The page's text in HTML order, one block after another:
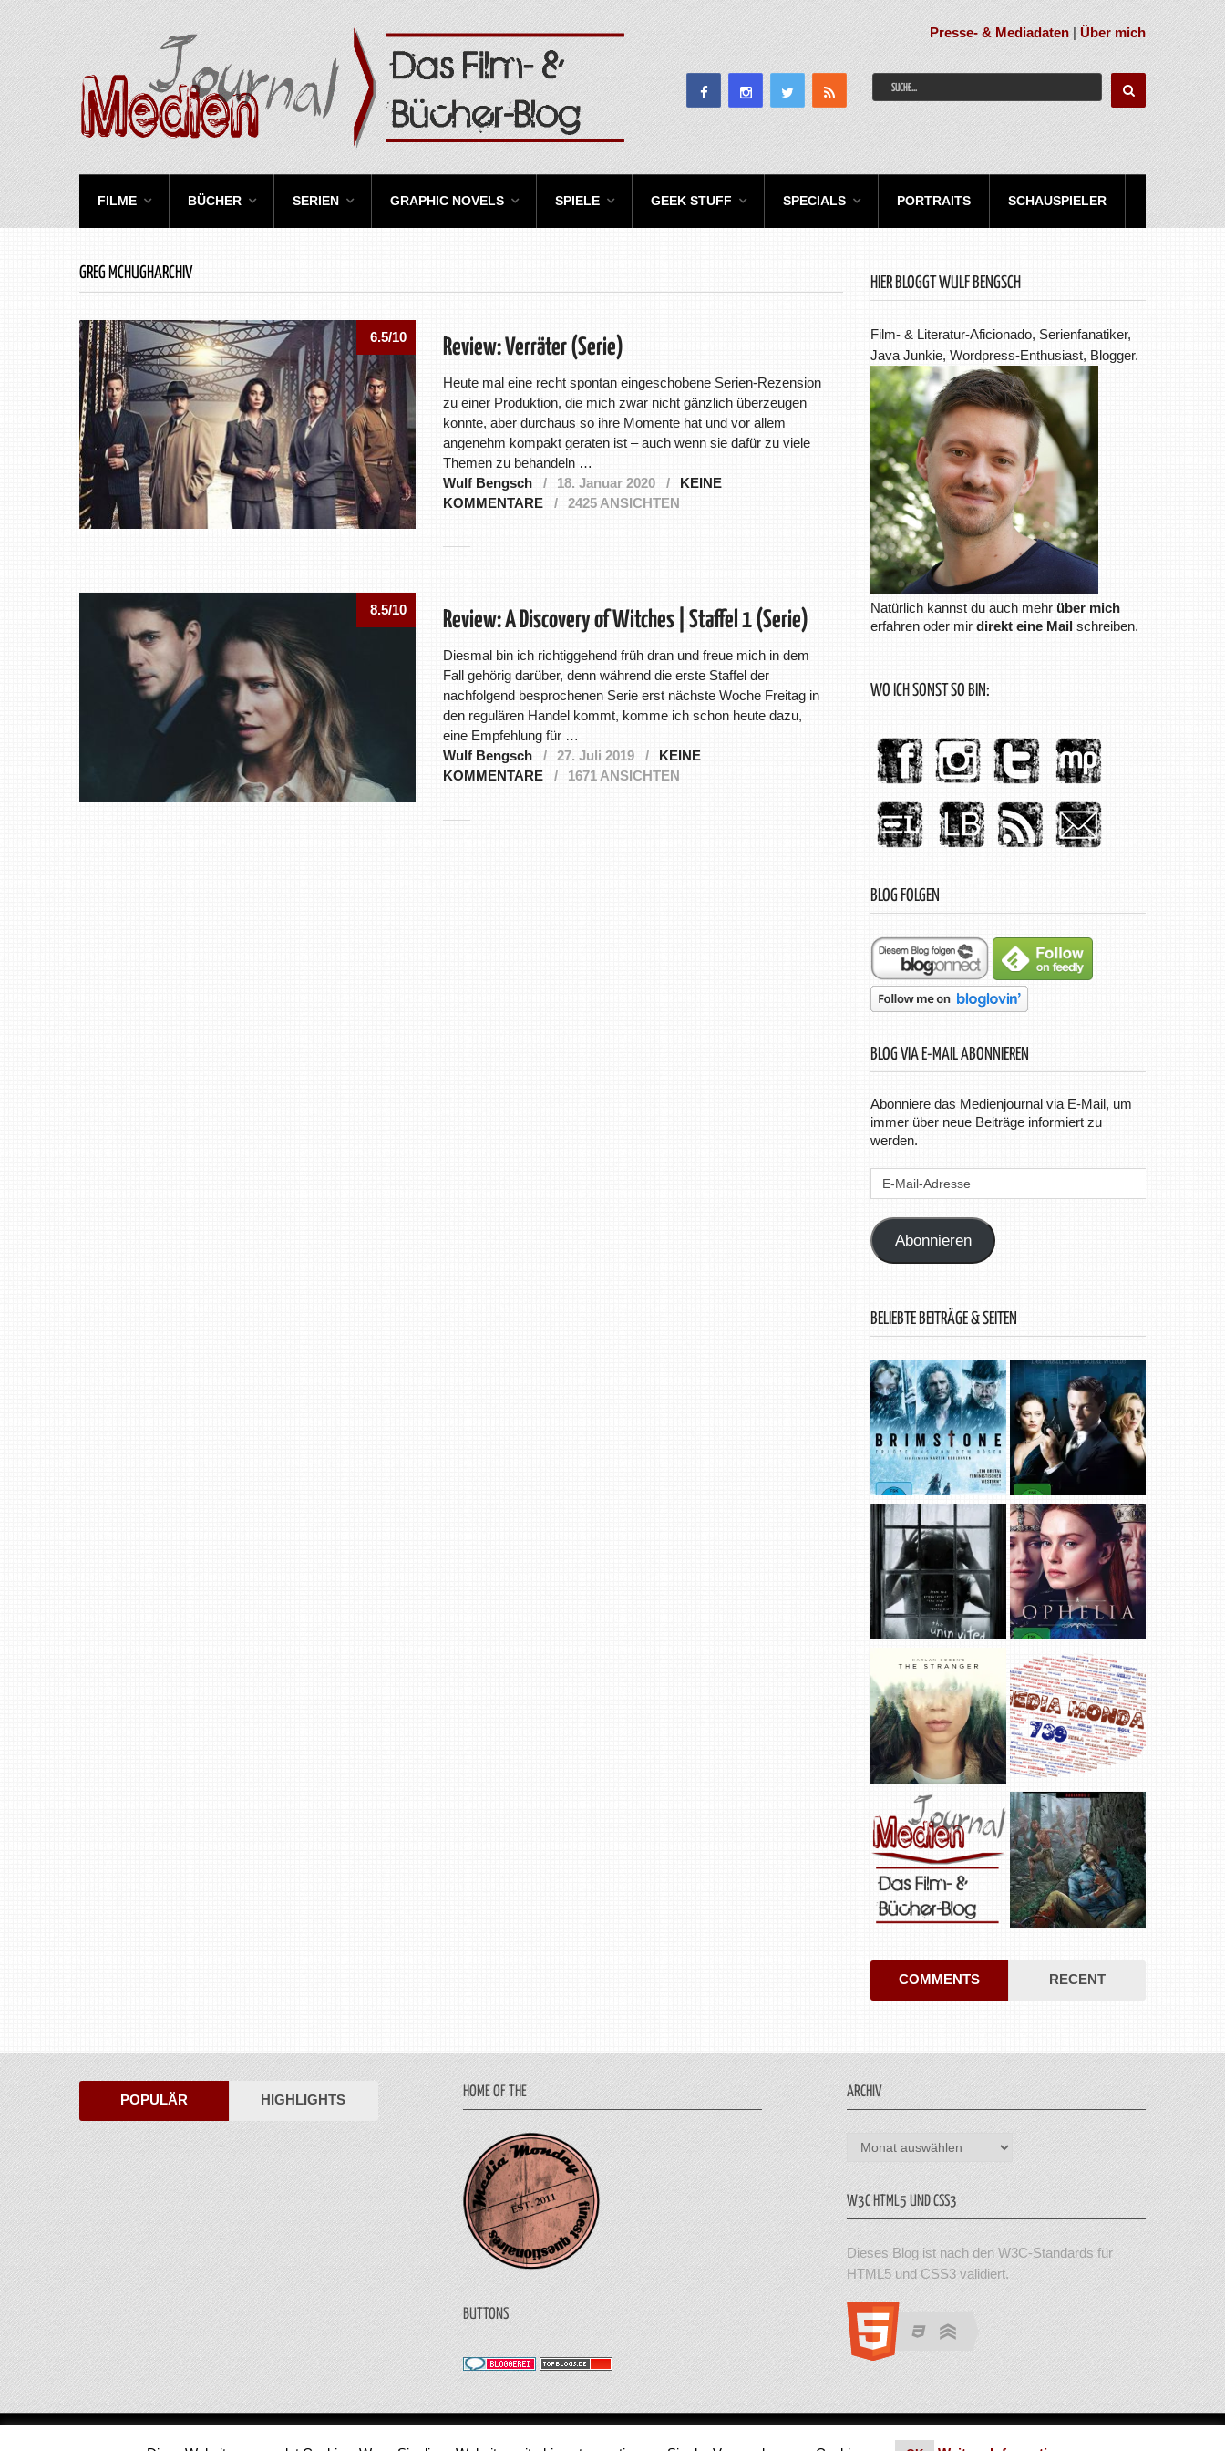
Presse- & Mediadaten |Über mich
FILME BÜCHER SERIEN GRAPHIC NOVELS SPIELE GEEK STUFF SPECIALS PORTRAITS SCHAUSPIELER
GREG MCHUGHARCHIV
6.5/10 Review: Verräter (Serie)
Heute mal eine recht spontan eingeschobene Serien-Rezension
zu einer Produktion, die mich zwar nicht gänzlich überzeugen
konnte, aber durchaus so ihre Momente hat und vor allem
angenehm kompakt geraten ist – auch wenn sie dafür zu viele
Themen zu behandeln …
Wulf Bengsch
18. Januar 2020
KEINE
KOMMENTARE
2425 ANSICHTEN
8.5/10 Review: A Discovery of Witches | Staffel 1 (Serie)
Diesmal bin ich richtiggehend früh dran und freue mich in dem
Fall gehörig darüber, denn während die erste Staffel der
nachfolgend besprochenen Serie erst nächste Woche Freitag in
den regulären Handel kommt, komme ich schon heute dazu,
eine Empfehlung für …
Wulf Bengsch
27. Juli 2019
KEINE
KOMMENTARE
1671 ANSICHTEN
HIER BLOGGT WULF BENGSCH
Film- & Literatur-Aficionado, Serienfanatiker,
Java Junkie, Wordpress-Enthusiast, Blogger.
Natürlich kannst du auch mehr über mich
erfahren oder mirdirekt eine Mail schreiben.
WO ICH SONST SO BIN:
BLOG FOLGEN
BLOG VIA E-MAIL ABONNIEREN
Abonniere das Medienjournal via E-Mail, um
immer über neue Beiträge informiert zu
werden.
E-
Abonnieren
BELIEBTE BEITRÄGE & SEITEN
COMMENTS RECENT
POPULÄR HIGHLIGHTS HOME OF THE
BUTTONS
ARCHIV
Archiv
W3C HTML5 UND CSS3
Dieses Blog ist nach den W3C-Standards für
HTML5 und CSS3 validiert.
Medienjournal Copyright © 2026. © 2011 - 2018 Medienjournal. Alle Rechte vorbehalten. Theme von MyThemeShop. Impressum